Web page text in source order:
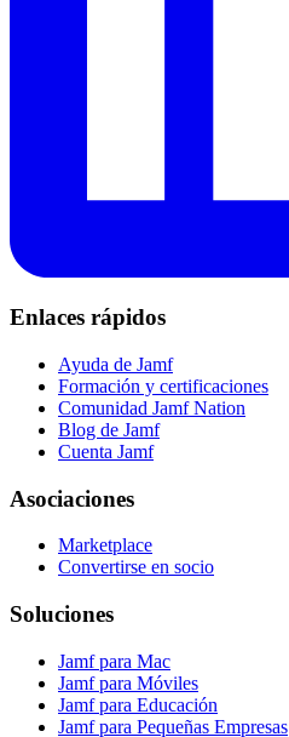
Enlaces rápidos
Ayuda de Jamf
Formación y certificaciones
Comunidad Jamf Nation
Blog de Jamf
Cuenta Jamf
Asociaciones
Marketplace
Convertirse en socio
Soluciones
Jamf para Mac
Jamf para Móviles
Jamf para Educación
Jamf para Pequeñas Empresas